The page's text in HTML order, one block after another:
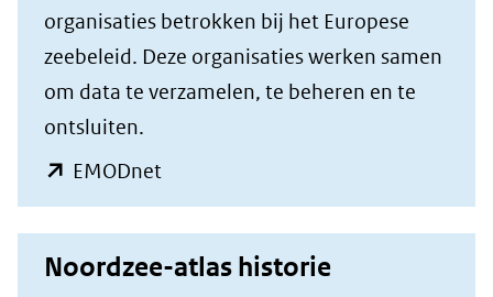
organisaties betrokken bij het Europese
zeebeleid. Deze organisaties werken samen
om data te verzamelen, te beheren en te
ontsluiten.
EMODnet
in
nieuw
venster)
Noordzee-atlas historie